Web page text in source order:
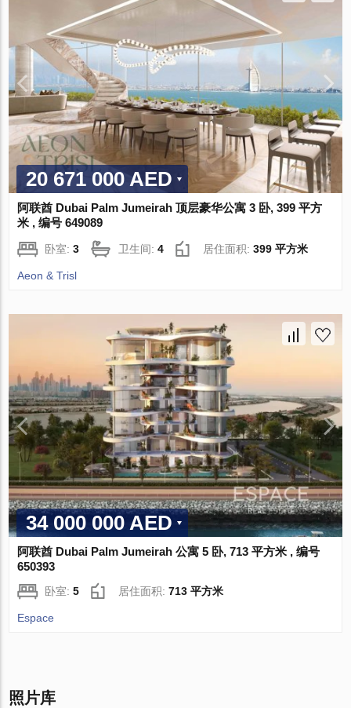
20 671 000 AED
阿联酋 Dubai Palm Jumeirah 顶层豪华公寓 3 卧, 399 平方
米 , 编号 649089
卧室:3 卫生间:4 居住面积:399 平方米
Aeon & Trisl
34 000 000 AED
阿联酋 Dubai Palm Jumeirah 公寓 5 卧, 713 平方米 , 编号
650393
卧室:5 居住面积:713 平方米
Espace
照片库